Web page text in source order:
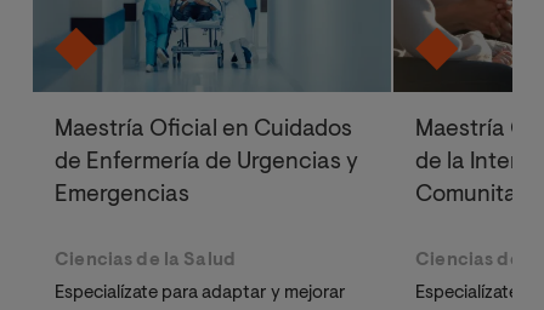
Maestría Oficial en Cuidados
de Enfermería de Urgencias y
Emergencias
Ciencias de la Salud
Especialízate para adaptar y mejorar
Maestría
de la
Comunitaria
Ciencias de
Especialízate